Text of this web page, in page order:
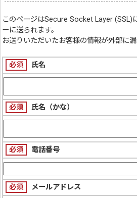
このページはSecure Socket Layer (SSL)
ーに送られます。
お送りいただいたお客様の情報が外部に
必須 氏名
必須 氏名（かな）
必須 電話番号
必須 メールアドレス